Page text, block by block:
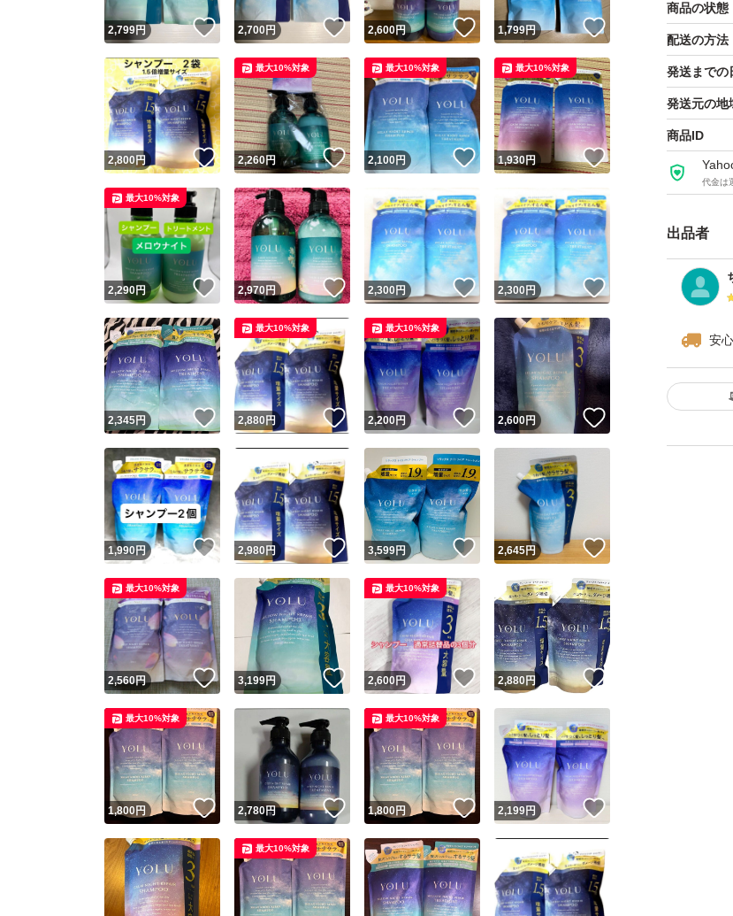
【表記・
メロウナ
メロウナ
よろしく
商品の状態
配送の方法
発送までの
発送元の地
商品ID
代金は
出品者
安
ユーザーの実績について
Yahoo!フリマが定めた一定の基準を満たしたユーザーにバッジを付与
安心取引出品者
安心取引出品者 Yahoo!フリマの基準をクリアした安心・安全なユ
取引実績
取引実績◯+ このユーザーはYahoo!フリマの取引を完了させた
この商品の情報をコピーします
商品画像の無断転載は禁止 されています
コピーは1商品につき1回です
2,799円 いいね！
2,700円 いいね！
2,600円 いいね！
1,799円
2,800円 いいね！
2,260円 いいね！
最大10%対象
2,100円 いいね！
最大10%対象
1,930円 いいね！
最大10%対象
2,290円 いいね！
最大10%対象
2,970円 いいね！
2,300円 いいね！
2,300円 いいね！
2,345円 いいね！
2,880 円 いいね！
最大10%対象
2,200円 いいね！
最大10%対象
2,600円
1,990円 いいね！
2,980 円 いいね！
3,599円 いいね！
2,645円
2,560円 いいね！
最大10%対象
3,199円 いいね！
2,600円 いいね！
最大10%対象
2,880円
1,800円 いいね！
最大10%対象
2,780円 いいね！
1,800円 いいね！
最大10%対象
2,199円 いいね！
最大10%対象